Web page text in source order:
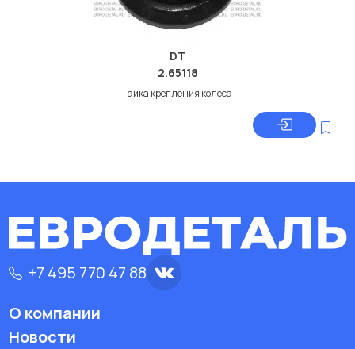
DT
2.65118
Гайка крепления колеса
+7 495 770 47 88
О компании
Новости